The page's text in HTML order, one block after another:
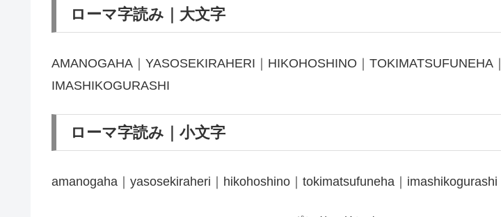
ローマ字読み｜大文字
AMANOGAHA｜YASOSEKIRAHERI｜HIKOHOSHINO｜TOKIMATSUFUNEHA｜
IMASHIKOGURASHI
ローマ字読み｜小文字
amanogaha｜yasosekiraheri｜hikohoshino｜tokimatsufuneha｜imashikogurashi